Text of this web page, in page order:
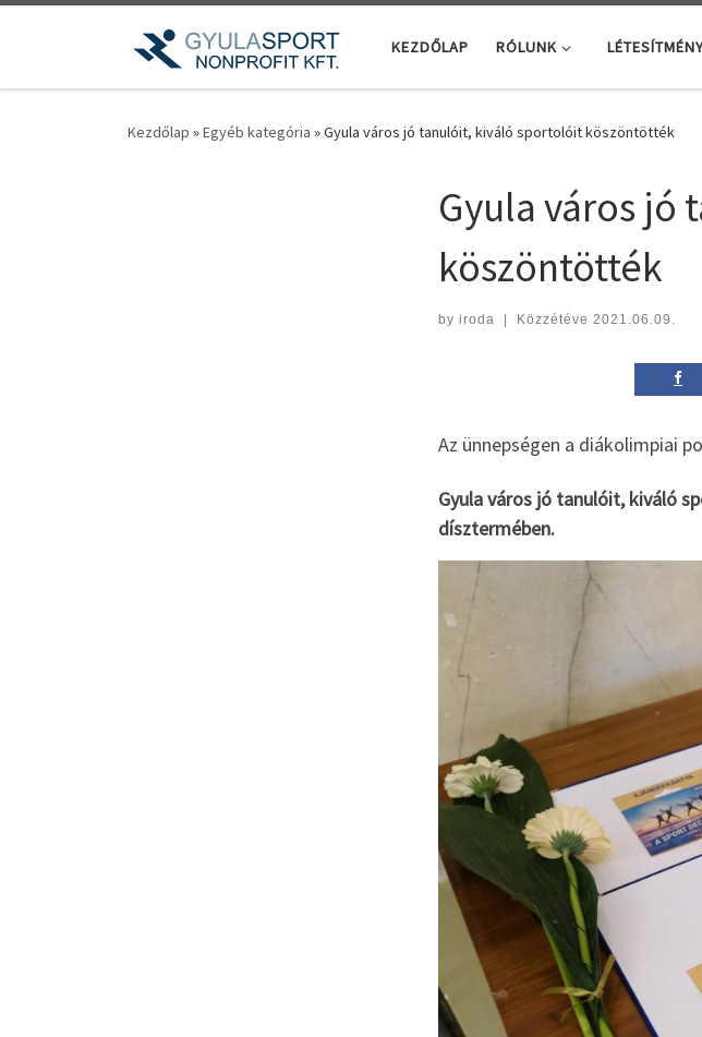
Teljes tartalom megjelenítése
KEZDŐLAP RÓLUNK
Kezdőlap »Egyéb kategória »Gyula város jó tanulóit, kiváló sportolóit köszöntötték
Gyula város
köszöntötték
by iroda | Közzétéve 2021.06.09.
Az ünnepségen a diákolimpiai
Gyula város jó tanulóit, kiváló
dísztermében.